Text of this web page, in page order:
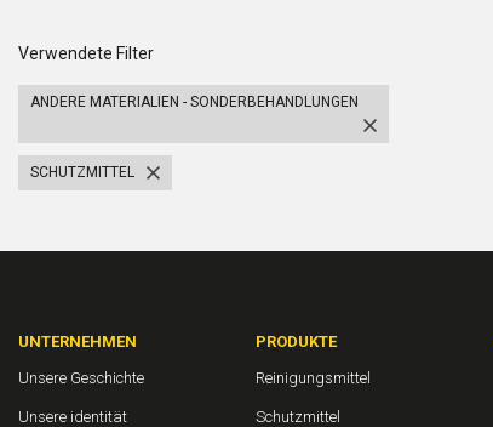
Verwendete Filter
ANDERE MATERIALIEN - SONDERBEHANDLUNGEN
SCHUTZMITTEL
UNTERNEHMEN
Unsere Geschichte
Unsere identität
PRODUKTE
Reinigungsmittel
Schutzmittel